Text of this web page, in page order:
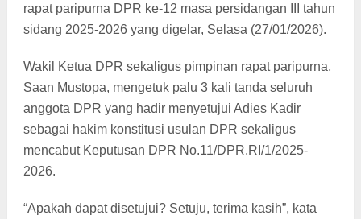
rapat paripurna DPR ke-12 masa persidangan III tahun
sidang 2025-2026 yang digelar, Selasa (27/01/2026).
Wakil Ketua DPR sekaligus pimpinan rapat paripurna,
Saan Mustopa, mengetuk palu 3 kali tanda seluruh
anggota DPR yang hadir menyetujui Adies Kadir
sebagai hakim konstitusi usulan DPR sekaligus
mencabut Keputusan DPR No.11/DPR.RI/1/2025-
2026.
“Apakah dapat disetujui? Setuju, terima kasih”, kata